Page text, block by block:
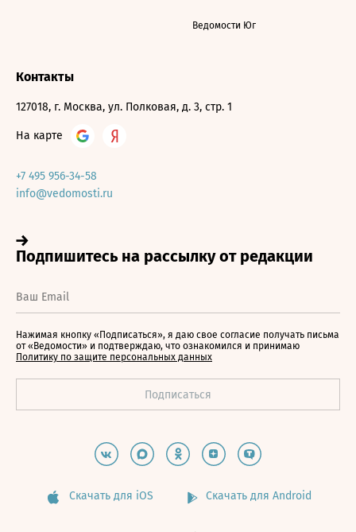
Ведомости Юг
Контакты
127018, г. Москва, ул. Полковая, д. 3, стр. 1
На карте
+7 495 956-34-58
info@vedomosti.ru
Нажимая кнопку «Подписаться», я даю свое согласие получать письма
от «Ведомости» и подтверждаю, что ознакомился и принимаю
Политику по защите персональных данных
Скачать для iOS Скачать для Android